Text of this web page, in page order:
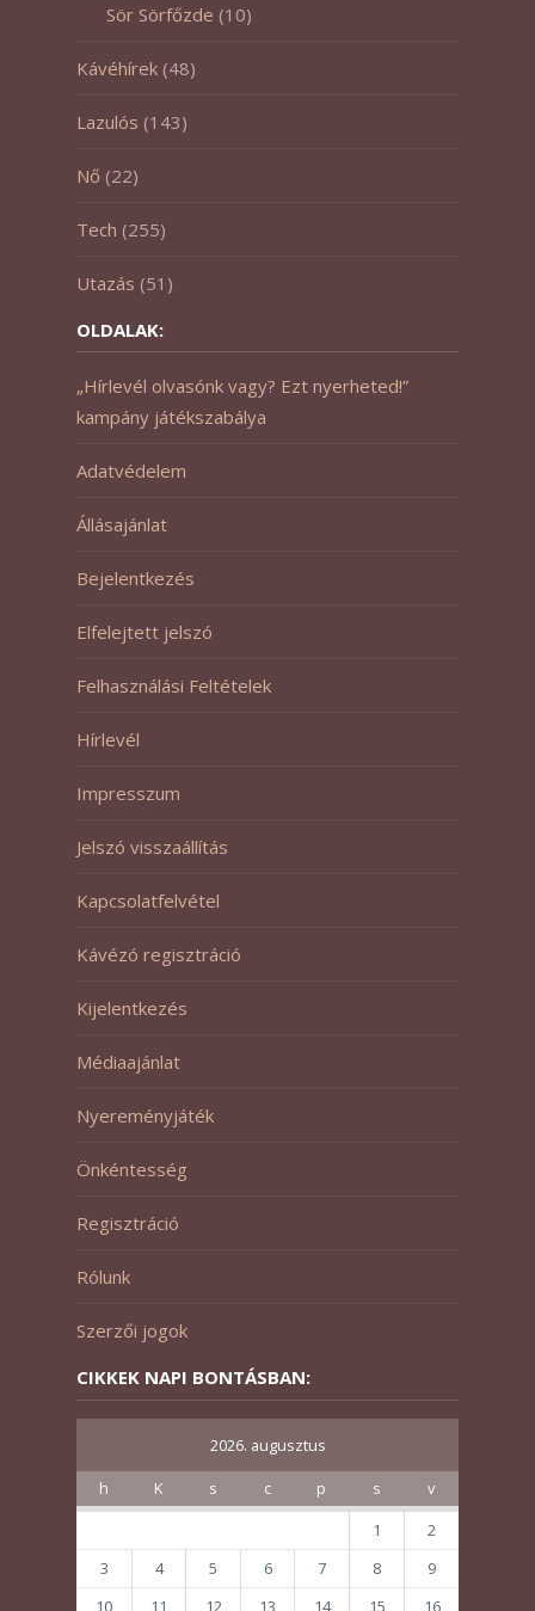
Sör Sörfőzde (10)
Kávéhírek (48)
Lazulós (143)
Nő (22)
Tech (255)
Utazás (51)
OLDALAK:
„Hírlevél olvasónk vagy? Ezt nyerheted!”
kampány játékszabálya
Adatvédelem
Állásajánlat
Bejelentkezés
Elfelejtett jelszó
Felhasználási Feltételek
Hírlevél
Impresszum
Jelszó visszaállítás
Kapcsolatfelvétel
Kávézó regisztráció
Kijelentkezés
Médiaajánlat
Nyereményjáték
Önkéntesség
Regisztráció
Rólunk
Szerzői jogok
CIKKEK NAPI BONTÁSBAN:
2026. augusztus
h K s c p s
v
1
2
3
4 5 6 7 8
9
10
11 12 13 14 15 16